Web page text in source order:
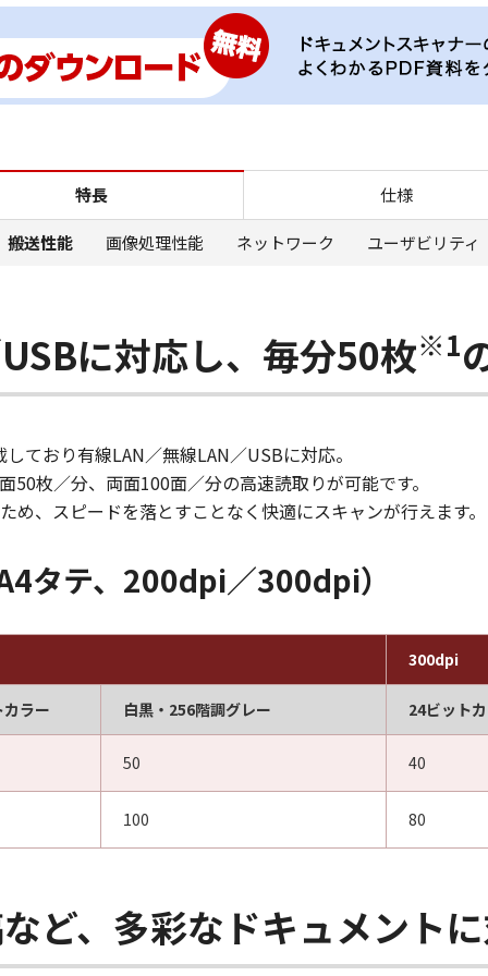
特長 搬送性能 DR-S350NW
特長 仕様
搬送性能 画像処理性能 ネットワーク ユーザビリティ
に対応し、毎分50枚※1
ており有線LAN／無線LAN／USBに対応。
枚／分、両面100面／分の高速読取りが可能です。
、スピードを落とすことなく快適にスキャンが行えます。
タテ、200dpi／300dpi）
300dpi
ラー 白黒・256階調グレー 24ビット
50 40
100 80
ど、多彩なドキュメント